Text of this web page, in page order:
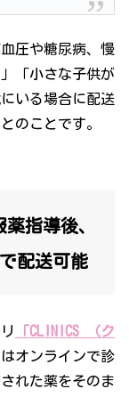
圧や糖尿病、慢
「小さな子供が
いる場合に配送
のことです。
指導後、
配送可能
「CLINICS （ク
オンラインで診
れた薬をそのま